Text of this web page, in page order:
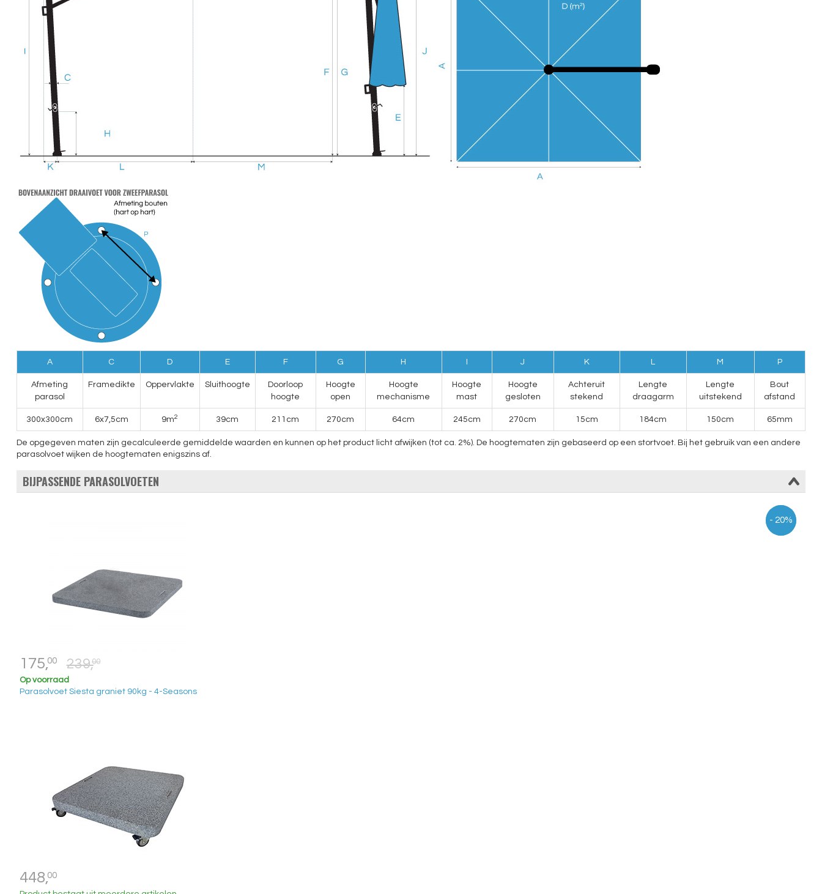
A C D E F G H J K L M P
Afmeting
parasol
Framedikte Oppervlakte Sluithoogte
Doorloop
hoogte
Hoogte
open
Hoogte
mechanisme
Hoogte
mast
Hoogte
gesloten
Achteruit
stekend
Lengte
draagarm
Lengte
uitstekend
Bout
afstand
300x300cm 6x7,5cm 9m2 39cm 211cm 270cm 64cm 245cm 270cm 15cm 184cm 150cm 65mm
De opgegeven maten zijn gecalculeerde gemiddelde waarden en kunnen op het product licht afwijken (tot ca. 2%). De hoogtematen zijn gebaseerd op een stortvoet. Bij het gebruik van een andere
parasolvoet wijken de hoogtematen enigszins af.
BIJPASSENDE PARASOLVOETEN
- 27%
175,00 239,00
Op voorraad
Parasolvoet Siesta graniet 90kg - 4-Seasons
448,00
- 20%